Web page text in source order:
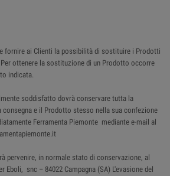
fornire ai Clienti la possibilità di sostituire i Prodotti
ottenere la sostituzione di un Prodotto occorre
indicata.
soddisfatto dovrà conservare tutta la
e il Prodotto stesso nella sua confezione
Ferramenta Piemonte mediante e-mail al
pervenire, in normale stato di conservazione, al
Eboli, snc – 84022 Campagna (SA) L'evasione del